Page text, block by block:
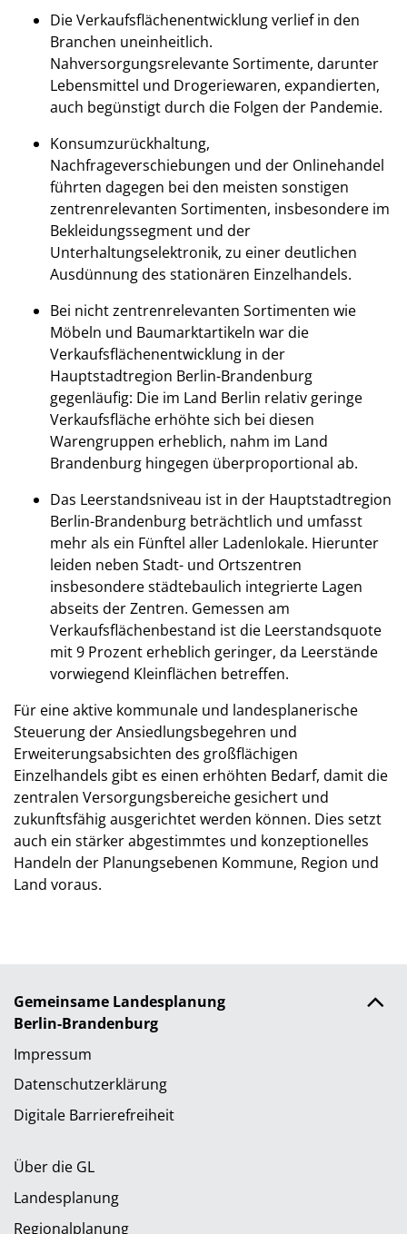
Die Verkaufsflächenentwicklung verlief in den
Branchen uneinheitlich.
Nahversorgungsrelevante Sortimente, darunter
Lebensmittel und Drogeriewaren, expandierten,
auch begünstigt durch die Folgen der Pandemie.
Konsumzurückhaltung,
Nachfrageverschiebungen und der Onlinehandel
führten dagegen bei den meisten sonstigen
zentrenrelevanten Sortimenten, insbesondere im
Bekleidungssegment und der
Unterhaltungselektronik, zu einer deutlichen
Ausdünnung des stationären Einzelhandels.
Bei nicht zentrenrelevanten Sortimenten wie
Möbeln und Baumarktartikeln war die
Verkaufsflächenentwicklung in der
Hauptstadtregion Berlin-Brandenburg
gegenläufig: Die im Land Berlin relativ geringe
Verkaufsfläche erhöhte sich bei diesen
Warengruppen erheblich, nahm im Land
Brandenburg hingegen überproportional ab.
Das Leerstandsniveau ist in der Hauptstadtregion
Berlin-Brandenburg beträchtlich und umfasst
mehr als ein Fünftel aller Ladenlokale. Hierunter
leiden neben Stadt- und Ortszentren
insbesondere städtebaulich integrierte Lagen
abseits der Zentren. Gemessen am
Verkaufsflächenbestand ist die Leerstandsquote
mit 9 Prozent erheblich geringer, da Leerstände
vorwiegend Kleinflächen betreffen.
Für eine aktive kommunale und landesplanerische
Steuerung der Ansiedlungsbegehren und
Erweiterungsabsichten des großflächigen
Einzelhandels gibt es einen erhöhten Bedarf, damit die
zentralen Versorgungsbereiche gesichert und
zukunftsfähig ausgerichtet werden können. Dies setzt
auch ein stärker abgestimmtes und konzeptionelles
Handeln der Planungsebenen Kommune, Region und
Land voraus.
Gemeinsame Landesplanung
Berlin-Brandenburg
Impressum
Datenschutzerklärung
Digitale Barrierefreiheit
Über die GL
Landesplanung
Regionalplanung